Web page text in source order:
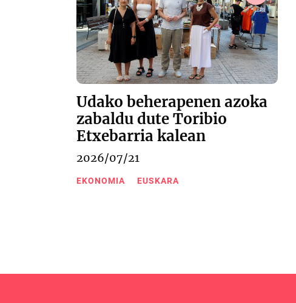
Udako beherapenen azoka
zabaldu dute Toribio
Etxebarria kalean
2026/07/21
EKONOMIA EUSKARA